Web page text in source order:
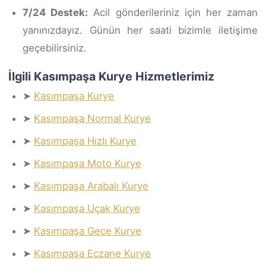
7/24 Destek: Acil gönderileriniz için her zaman
yanınızdayız. Günün her saati bizimle iletişime
geçebilirsiniz.
İlgili Kasımpaşa Kurye Hizmetlerimiz
➤ Kasımpaşa Kurye
➤ Kasımpaşa Normal Kurye
➤ Kasımpaşa Hızlı Kurye
➤ Kasımpaşa Moto Kurye
➤ Kasımpaşa Arabalı Kurye
➤ Kasımpaşa Uçak Kurye
➤ Kasımpaşa Gece Kurye
➤ Kasımpaşa Eczane Kurye